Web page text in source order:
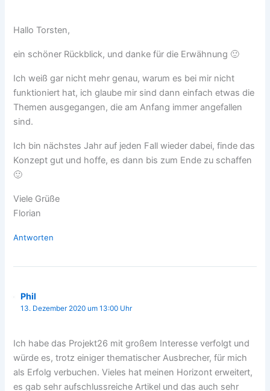
Hallo Torsten,
ein schöner Rückblick, und danke für die Erwähnung 🙂
Ich weiß gar nicht mehr genau, warum es bei mir nicht
funktioniert hat, ich glaube mir sind dann einfach etwas die
Themen ausgegangen, die am Anfang immer angefallen
sind.
Ich bin nächstes Jahr auf jeden Fall wieder dabei, finde das
Konzept gut und hoffe, es dann bis zum Ende zu schaffen
🙂
Viele Grüße
Florian
Antworten
Phil
13. Dezember 2020 um 13:00 Uhr
Ich habe das Projekt26 mit großem Interesse verfolgt und
würde es, trotz einiger thematischer Ausbrecher, für mich
als Erfolg verbuchen. Vieles hat meinen Horizont erweitert,
es gab sehr aufschlussreiche Artikel und das auch sehr